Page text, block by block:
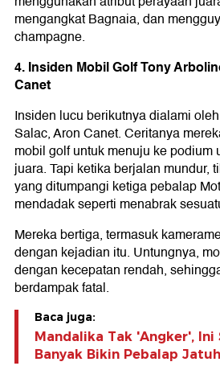
mengangkat Bagnaia, dan
champagne.
4. Insiden Mobil Golf Tony
Canet
Insiden lucu berikutnya dialami
Salac, Aron Canet. Ceritanya
mobil golf untuk menuju ke podium
juara. Tapi ketika berjalan mundur,
yang ditumpangi ketiga pebalap
mendadak seperti menabrak
Mereka bertiga, termasuk
dengan kejadian itu. Untungnya,
dengan kecepatan rendah,
berdampak fatal.
Baca juga:
Mandalika Tak 'Angker',
Banyak Bikin Pebalap Jatuh